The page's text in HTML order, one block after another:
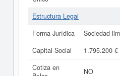
Estructura Legal
Forma Jurídica
Sociedad
Capital Social
1.795.200 €
Cotiza en
NO